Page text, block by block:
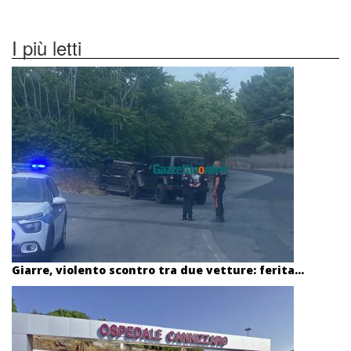
I più letti
Giarre, violento scontro tra due vetture: ferita...